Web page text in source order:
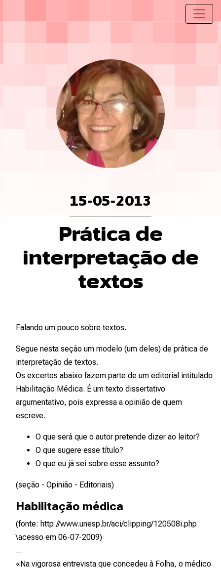
15-05-2013
Prática de
interpretação de
textos
Falando um pouco sobre textos.
Segue nesta seção um modelo (um deles) de prática de
interpretação de textos.
Os excertos abaixo fazem parte de um editorial intitulado
Habilitação Médica. É um texto dissertativo
argumentativo, pois expressa a opinião de quem
escreve.
O que será que o autor pretende dizer ao leitor?
O que sugere esse título?
O que eu já sei sobre esse assunto?
(seção - Opinião - Editoriais)
Habilitação médica
(fonte: http://www.unesp.br/aci/clipping/120508i.php
\acesso em 06-07-2009)
...
«Na vigorosa entrevista que concedeu à Folha, o médico